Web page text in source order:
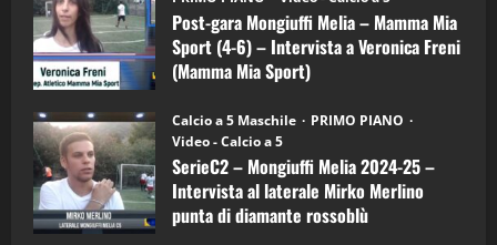
Melia
–
Mamma
Mia
Sport
6)
–
Intervista
a
mister
Arturo
Carciotto
(Mongiuffi
Post-gara Mongiuffi Melia – Mamma Mia
Sport (4-6) – Intervista a Veronica Freni
(Mamma Mia Sport)
Calcio a 5 Maschile
PRIMO PIANO
Video - Calcio a 5
SerieC2 – Mongiuffi Melia 2024-25 –
Intervista al laterale Mirko Merlino
punta di diamante rossoblù
3 21/04/2026
4
“SportEmpire” in Podcast: 27^ Puntata
(Martedi 14 Aprile 2026)
15/04/2026